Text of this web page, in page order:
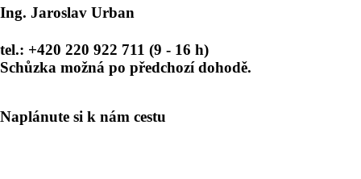
Ing. Jaroslav Urban
tel.: +420 220 922 711 (9 - 16 h)
Schůzka možná po předchozí dohodě.
Naplánute si k nám cestu